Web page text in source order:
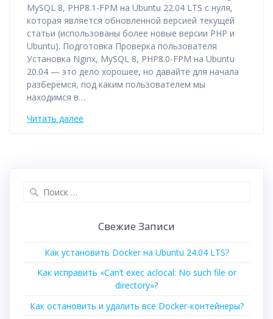
MySQL 8, PHP8.1-FPM на Ubuntu 22.04 LTS с нуля,
которая является обновленной версией текущей
статьи (использованы более новые версии PHP и
Ubuntu). Подготовка Проверка пользователя
Установка Nginx, MySQL 8, PHP8.0-FPM на Ubuntu
20.04 — это дело хорошее, но давайте для начала
разберемся, под каким пользователем мы
находимся в…
Читать далее
Свежие Записи
Как установить Docker на Ubuntu 24.04 LTS?
Как исправить «Can’t exec aclocal: No such file or
directory»?
Как остановить и удалить все Docker-контейнеры?